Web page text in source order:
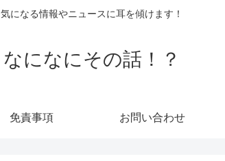
気になる情報やニュースに耳を傾けます！
なになにその話！？
免責事項 お問い合わせ